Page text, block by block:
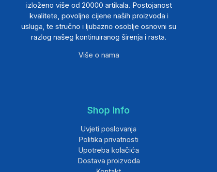
izloženo više od 20000 artikala. Postojanost
kvalitete, povoljne cijene naših proizvoda i
usluga, te stručno i ljubazno osoblje osnovni su
razlog našeg kontinuiranog širenja i rasta.
Više o nama
Shop info
Uvjeti poslovanja
Politika privatnosti
Upotreba kolačića
Dostava proizvoda